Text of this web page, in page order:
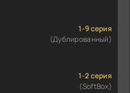
1-9 серия
(Дублированный)
1-2 серия
(SoftBox)